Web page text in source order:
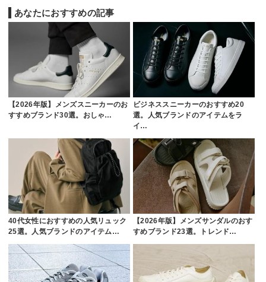
あなたにおすすめの記事
【2026年版】メンズスニーカーのお
すすめブランド30選。おしゃ…
ビジネススニーカーのおすすめ20
選。人気ブランドのアイテムをラ
イ…
40代女性におすすめの人気リュック
25選。人気ブランドのアイテム…
【2026年版】メンズサンダルのおす
すめブランド23選。トレンド…